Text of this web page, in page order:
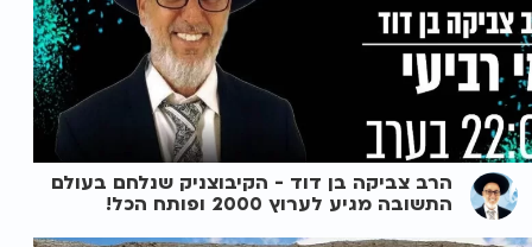
הרב צביקה בן דוד - הקיבוצניק שנלחם בעולם
התשובה מגיע לערוץ 2000 ופותח הכל!